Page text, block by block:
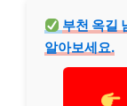
부천 옥길
알아보세요.